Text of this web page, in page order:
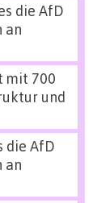
die AfD
an
mit 700
und
die AfD
an